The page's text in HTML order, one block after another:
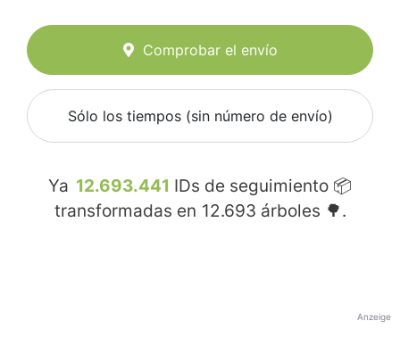
Comprobar el envío
Sólo los tiempos (sin número de envío)
Ya 12.693.441 IDs de seguimiento 📦
transformadas en 12.693 árboles 🌳.
Anzeige